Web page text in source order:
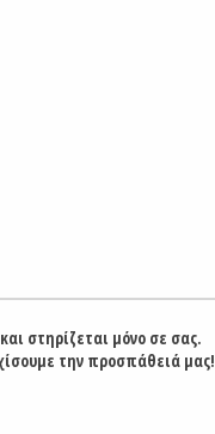
στηρίζεται μόνο σε σας.
την προσπάθειά μας!